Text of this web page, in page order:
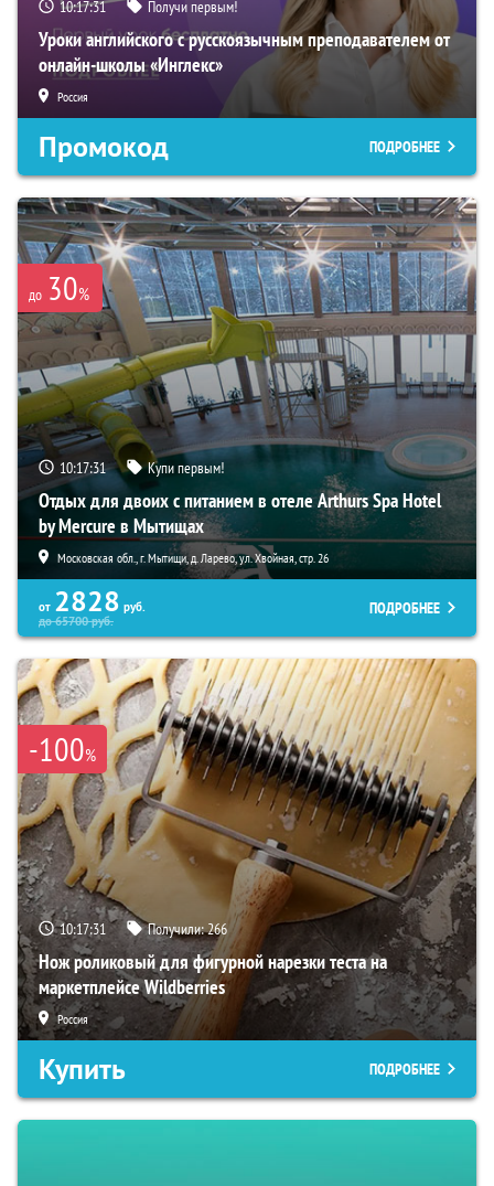
10:17:30 Получи первым!
Уроки английского с русскоязычным преподавателем от
онлайн-школы «Инглекс»
Россия
Промокод ПОДРОБНЕЕ
до 30%
10:17:30 Купи первым!
Отдых для двоих с питанием в отеле Arthurs Spa Hotel
by Mercure в Мытищах
Московская обл., г. Мытищи, д. Ларево, ул. Хвойная, стр. 26
от 2828 руб.
до65700руб.
ПОДРОБНЕЕ
-100%
10:17:30 Получили:266
Нож роликовый для фигурной нарезки теста на
маркетплейсе Wildberries
Россия
Купить ПОДРОБНЕЕ